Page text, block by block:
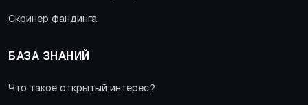
Скринер фандинга
БАЗА ЗНАНИЙ
Что такое открытый интерес?